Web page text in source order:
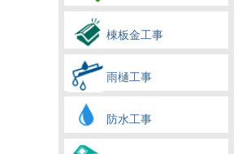
棟板金工事
雨樋工事
防水工事